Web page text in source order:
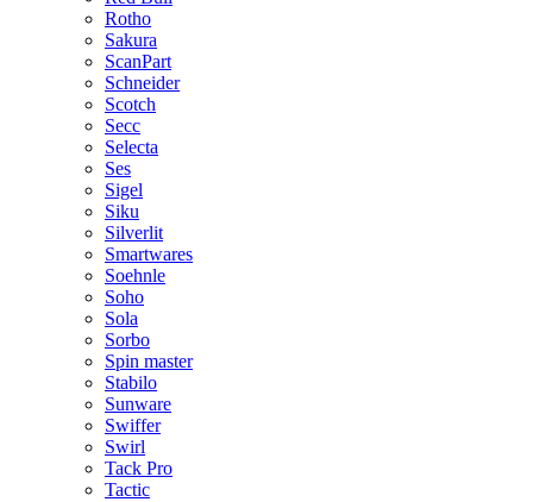
Rotho
Sakura
ScanPart
Schneider
Scotch
Secc
Selecta
Ses
Sigel
Siku
Silverlit
Smartwares
Soehnle
Soho
Sola
Sorbo
Spin master
Stabilo
Sunware
Swiffer
Swirl
Tack Pro
Tactic